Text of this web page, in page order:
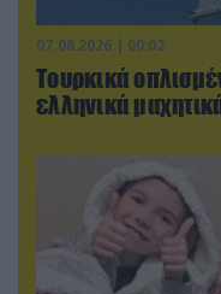
07.08.2026 | 00:02
Τουρκικά
ελληνικά